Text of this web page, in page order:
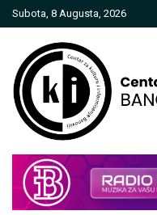
Skip
to
Subota, 8 Augusta, 2026
Centar za
Banovići